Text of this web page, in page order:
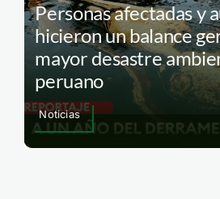
Personas afectadas y
hicieron un balance
mayor desastre
peruano
Noticias